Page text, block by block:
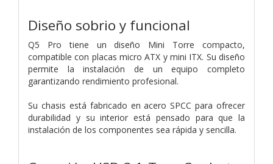
Diseño sobrio y funcional
Q5 Pro tiene un diseño Mini Torre compacto,
compatible con placas micro ATX y mini ITX. Su diseño
permite la instalación de un equipo completo
garantizando rendimiento profesional.
Su chasis está fabricado en acero SPCC para ofrecer
durabilidad y su interior está pensado para que la
instalación de los componentes sea rápida y sencilla.